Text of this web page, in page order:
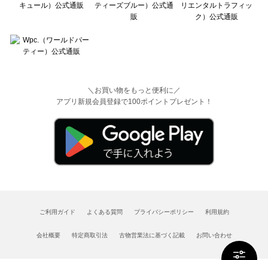
＼お買い物をもっと便利に／
アプリ新規会員登録で100ポイントプレゼント！
ご利用ガイド よくある質問 プライバシーポリシー 利用規約
会社概要 特定商取引法 古物営業法に基づく記載 お問い合わせ